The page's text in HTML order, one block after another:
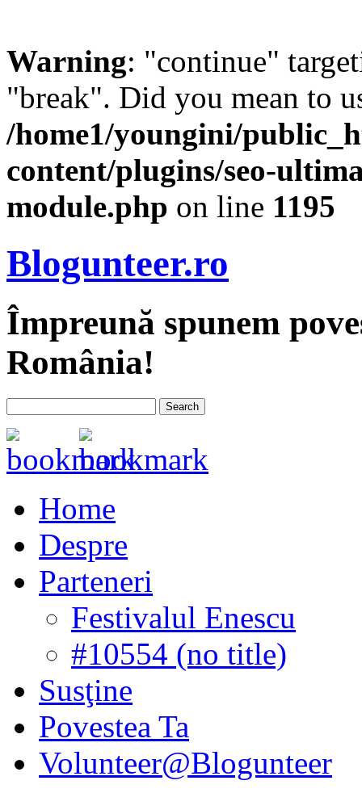
Warning: "continue"
"break". Did you mean to
/home1/youngini/
content/plugins/seo-
module.php on line 1195
Blogunteer.ro
Împreună spunem
România!
Home
Despre
Parteneri
Festivalul Enescu
#10554 (no title)
Susţine
Povestea Ta
Volunteer@Blogunteer